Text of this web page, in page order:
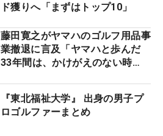
ド獲りへ「まずはトップ10」
藤田寛之がヤマハのゴルフ用品事
業撤退に言及「ヤマハと歩んだ
33年間は、かけがえのない時
『東北福祉大学』 出身の男子プ
ロゴルファーまとめ